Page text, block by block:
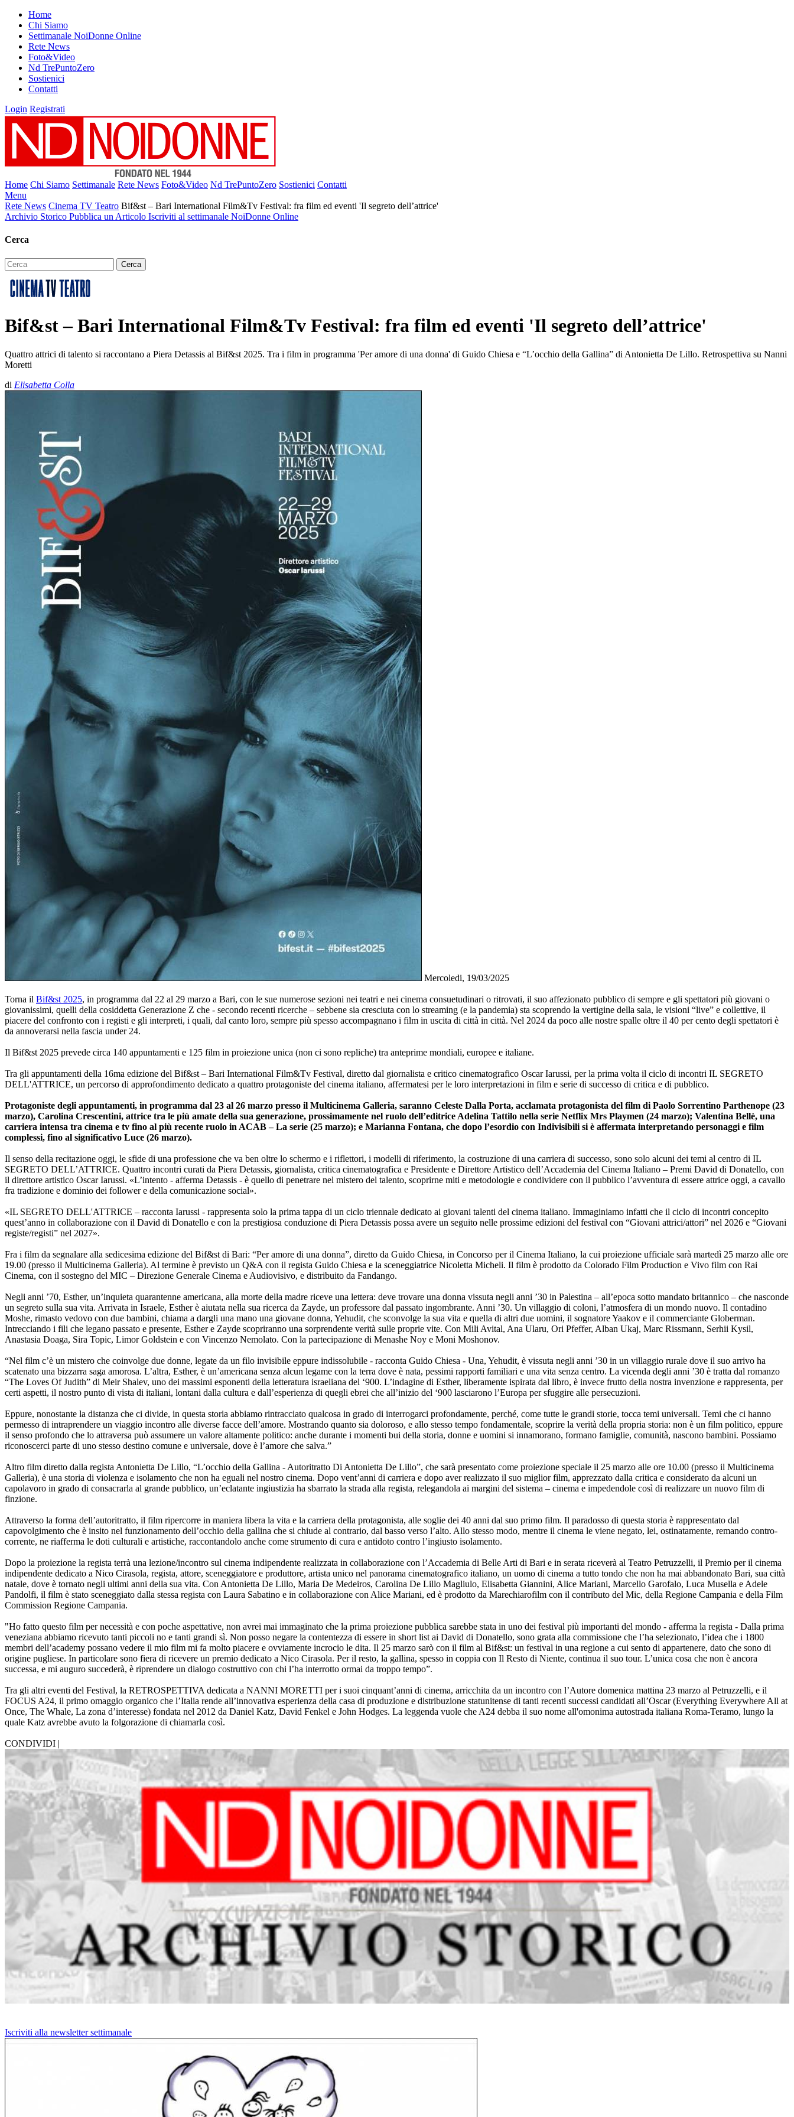
Home
Chi Siamo
Settimanale NoiDonne Online
Rete News
Foto&Video
Nd TrePuntoZero
Sostienici
Contatti
Login Registrati
Home Chi Siamo Settimanale Rete News Foto&Video Nd TrePuntoZero Sostienici Contatti
Menu
Rete News Cinema TV Teatro Bif&st – Bari International Film&Tv Festival: fra film ed eventi 'Il segreto dell’attrice'
Archivio Storico Pubblica un Articolo Iscriviti al settimanale NoiDonne Online
Cerca
Bif&st – Bari International Film&Tv Festival: fra film ed eventi 'Il segreto dell’attrice'
Quattro attrici di talento si raccontano a Piera Detassis al Bif&st 2025. Tra i film in programma 'Per amore di una donna' di Guido Chiesa e “L’occhio della Gallina” di Antonietta De Lillo. Retrospettiva su Nanni
Moretti
di Elisabetta Colla
Mercoledi, 19/03/2025
Torna il Bif&st 2025, in programma dal 22 al 29 marzo a Bari, con le sue numerose sezioni nei teatri e nei cinema consuetudinari o ritrovati, il suo affezionato pubblico di sempre e gli spettatori più giovani o
giovanissimi, quelli della cosiddetta Generazione Z che - secondo recenti ricerche – sebbene sia cresciuta con lo streaming (e la pandemia) sta scoprendo la vertigine della sala, le visioni “live” e collettive, il
piacere del confronto con i registi e gli interpreti, i quali, dal canto loro, sempre più spesso accompagnano i film in uscita di città in città. Nel 2024 da poco alle nostre spalle oltre il 40 per cento degli spettatori è
da annoverarsi nella fascia under 24.
Il Bif&st 2025 prevede circa 140 appuntamenti e 125 film in proiezione unica (non ci sono repliche) tra anteprime mondiali, europee e italiane.
Tra gli appuntamenti della 16ma edizione del Bif&st – Bari International Film&Tv Festival, diretto dal giornalista e critico cinematografico Oscar Iarussi, per la prima volta il ciclo di incontri IL SEGRETO
DELL'ATTRICE, un percorso di approfondimento dedicato a quattro protagoniste del cinema italiano, affermatesi per le loro interpretazioni in film e serie di successo di critica e di pubblico.
Protagoniste degli appuntamenti, in programma dal 23 al 26 marzo presso il Multicinema Galleria, saranno Celeste Dalla Porta, acclamata protagonista del film di Paolo Sorrentino Parthenope (23
marzo), Carolina Crescentini, attrice tra le più amate della sua generazione, prossimamente nel ruolo dell’editrice Adelina Tattilo nella serie Netflix Mrs Playmen (24 marzo); Valentina Bellè, una
carriera intensa tra cinema e tv fino al più recente ruolo in ACAB – La serie (25 marzo); e Marianna Fontana, che dopo l’esordio con Indivisibili si è affermata interpretando personaggi e film
complessi, fino al significativo Luce (26 marzo).
Il senso della recitazione oggi, le sfide di una professione che va ben oltre lo schermo e i riflettori, i modelli di riferimento, la costruzione di una carriera di successo, sono solo alcuni dei temi al centro di IL
SEGRETO DELL’ATTRICE. Quattro incontri curati da Piera Detassis, giornalista, critica cinematografica e Presidente e Direttore Artistico dell’Accademia del Cinema Italiano – Premi David di Donatello, con
il direttore artistico Oscar Iarussi. «L’intento - afferma Detassis - è quello di penetrare nel mistero del talento, scoprirne miti e metodologie e condividere con il pubblico l’avventura di essere attrice oggi, a cavallo
fra tradizione e dominio dei follower e della comunicazione social».
«IL SEGRETO DELL'ATTRICE – racconta Iarussi - rappresenta solo la prima tappa di un ciclo triennale dedicato ai giovani talenti del cinema italiano. Immaginiamo infatti che il ciclo di incontri concepito
quest’anno in collaborazione con il David di Donatello e con la prestigiosa conduzione di Piera Detassis possa avere un seguito nelle prossime edizioni del festival con “Giovani attrici/attori” nel 2026 e “Giovani
registe/registi” nel 2027».
Fra i film da segnalare alla sedicesima edizione del Bif&st di Bari: “Per amore di una donna”, diretto da Guido Chiesa, in Concorso per il Cinema Italiano, la cui proiezione ufficiale sarà martedì 25 marzo alle ore
19.00 (presso il Multicinema Galleria). Al termine è previsto un Q&A con il regista Guido Chiesa e la sceneggiatrice Nicoletta Micheli. Il film è prodotto da Colorado Film Production e Vivo film con Rai
Cinema, con il sostegno del MIC – Direzione Generale Cinema e Audiovisivo, e distribuito da Fandango.
Negli anni ’70, Esther, un’inquieta quarantenne americana, alla morte della madre riceve una lettera: deve trovare una donna vissuta negli anni ’30 in Palestina – all’epoca sotto mandato britannico – che nasconde
un segreto sulla sua vita. Arrivata in Israele, Esther è aiutata nella sua ricerca da Zayde, un professore dal passato ingombrante. Anni ’30. Un villaggio di coloni, l’atmosfera di un mondo nuovo. Il contadino
Moshe, rimasto vedovo con due bambini, chiama a dargli una mano una giovane donna, Yehudit, che sconvolge la sua vita e quella di altri due uomini, il sognatore Yaakov e il commerciante Globerman.
Intrecciando i fili che legano passato e presente, Esther e Zayde scopriranno una sorprendente verità sulle proprie vite. Con Mili Avital, Ana Ularu, Ori Pfeffer, Alban Ukaj, Marc Rissmann, Serhii Kysil,
Anastasia Doaga, Sira Topic, Limor Goldstein e con Vincenzo Nemolato. Con la partecipazione di Menashe Noy e Moni Moshonov.
“Nel film c’è un mistero che coinvolge due donne, legate da un filo invisibile eppure indissolubile - racconta Guido Chiesa - Una, Yehudit, è vissuta negli anni ’30 in un villaggio rurale dove il suo arrivo ha
scatenato una bizzarra saga amorosa. L’altra, Esther, è un’americana senza alcun legame con la terra dove è nata, pessimi rapporti familiari e una vita senza centro. La vicenda degli anni ’30 è tratta dal romanzo
“The Loves Of Judith” di Meir Shalev, uno dei massimi esponenti della letteratura israeliana del ‘900. L’indagine di Esther, liberamente ispirata dal libro, è invece frutto della nostra invenzione e rappresenta, per
certi aspetti, il nostro punto di vista di italiani, lontani dalla cultura e dall’esperienza di quegli ebrei che all’inizio del ‘900 lasciarono l’Europa per sfuggire alle persecuzioni.
Eppure, nonostante la distanza che ci divide, in questa storia abbiamo rintracciato qualcosa in grado di interrogarci profondamente, perché, come tutte le grandi storie, tocca temi universali. Temi che ci hanno
permesso di intraprendere un viaggio incontro alle diverse facce dell’amore. Mostrando quanto sia doloroso, e allo stesso tempo fondamentale, scoprire la verità della propria storia: non è un film politico, eppure
il senso profondo che lo attraversa può assumere un valore altamente politico: anche durante i momenti bui della storia, donne e uomini si innamorano, formano famiglie, comunità, nascono bambini. Possiamo
riconoscerci parte di uno stesso destino comune e universale, dove è l’amore che salva.”
Altro film diretto dalla regista Antonietta De Lillo, “L’occhio della Gallina - Autoritratto Di Antonietta De Lillo”, che sarà presentato come proiezione speciale il 25 marzo alle ore 10.00 (presso il Multicinema
Galleria), è una storia di violenza e isolamento che non ha eguali nel nostro cinema. Dopo vent’anni di carriera e dopo aver realizzato il suo miglior film, apprezzato dalla critica e considerato da alcuni un
capolavoro in grado di consacrarla al grande pubblico, un’eclatante ingiustizia ha sbarrato la strada alla regista, relegandola ai margini del sistema – cinema e impedendole così di realizzare un nuovo film di
finzione.
Attraverso la forma dell’autoritratto, il film ripercorre in maniera libera la vita e la carriera della protagonista, alle soglie dei 40 anni dal suo primo film. Il paradosso di questa storia è rappresentato dal
capovolgimento che è insito nel funzionamento dell’occhio della gallina che si chiude al contrario, dal basso verso l’alto. Allo stesso modo, mentre il cinema le viene negato, lei, ostinatamente, remando contro-
corrente, ne riafferma le doti culturali e artistiche, raccontandolo anche come strumento di cura e antidoto contro l’ingiusto isolamento.
Dopo la proiezione la regista terrà una lezione/incontro sul cinema indipendente realizzata in collaborazione con l’Accademia di Belle Arti di Bari e in serata riceverà al Teatro Petruzzelli, il Premio per il cinema
indipendente dedicato a Nico Cirasola, regista, attore, sceneggiatore e produttore, artista unico nel panorama cinematografico italiano, un uomo di cinema a tutto tondo che non ha mai abbandonato Bari, sua città
natale, dove è tornato negli ultimi anni della sua vita. Con Antonietta De Lillo, Maria De Medeiros, Carolina De Lillo Magliulo, Elisabetta Giannini, Alice Mariani, Marcello Garofalo, Luca Musella e Adele
Pandolfi, il film è stato sceneggiato dalla stessa regista con Laura Sabatino e in collaborazione con Alice Mariani, ed è prodotto da Marechiarofilm con il contributo del Mic, della Regione Campania e della Film
Commission Regione Campania.
"Ho fatto questo film per necessità e con poche aspettative, non avrei mai immaginato che la prima proiezione pubblica sarebbe stata in uno dei festival più importanti del mondo - afferma la regista - Dalla prima
veneziana abbiamo ricevuto tanti piccoli no e tanti grandi sì. Non posso negare la contentezza di essere in short list ai David di Donatello, sono grata alla commissione che l’ha selezionato, l’idea che i 1800
membri dell’academy possano vedere il mio film mi fa molto piacere e ovviamente incrocio le dita. Il 25 marzo sarò con il film al Bif&st: un festival in una regione a cui sento di appartenere, dato che sono di
origine pugliese. In particolare sono fiera di ricevere un premio dedicato a Nico Cirasola. Per il resto, la gallina, spesso in coppia con Il Resto di Niente, continua il suo tour. L’unica cosa che non è ancora
successa, e mi auguro succederà, è riprendere un dialogo costruttivo con chi l’ha interrotto ormai da troppo tempo”.
Tra gli altri eventi del Festival, la RETROSPETTIVA dedicata a NANNI MORETTI per i suoi cinquant’anni di cinema, arricchita da un incontro con l’Autore domenica mattina 23 marzo al Petruzzelli, e il
FOCUS A24, il primo omaggio organico che l’Italia rende all’innovativa esperienza della casa di produzione e distribuzione statunitense di tanti recenti successi candidati all’Oscar (Everything Everywhere All at
Once, The Whale, La zona d’interesse) fondata nel 2012 da Daniel Katz, David Fenkel e John Hodges. La leggenda vuole che A24 debba il suo nome all'omonima autostrada italiana Roma-Teramo, lungo la
quale Katz avrebbe avuto la folgorazione di chiamarla così.
CONDIVIDI |
Iscriviti alla newsletter settimanale